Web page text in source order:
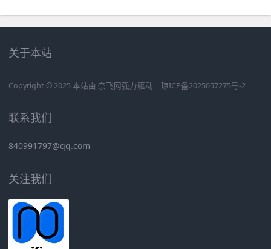
关于本站
Copyright © 2025 本站由 奈飞网强力驱动 琼ICP备2025057275号-2
联系我们
840991797@qq.com
关注我们